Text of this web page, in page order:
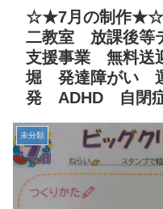
☆★7月の制作★☆
二教室 放課後等
支援事業 無料
堀 発達障がい
発 ADHD 自閉
未分類